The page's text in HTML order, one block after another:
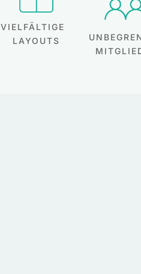
VIELFÄLTIGE
LAYOUTS